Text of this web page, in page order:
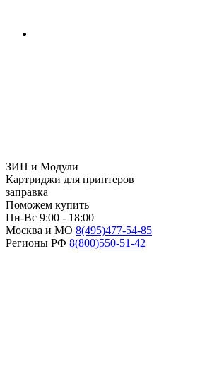
ЗИП и Модули
Картриджи для принтеров
заправка
Поможем купить
Пн-Вс 9:00 - 18:00
Москва и МО 8(495)477-54-85
Регионы РФ 8(800)550-51-42